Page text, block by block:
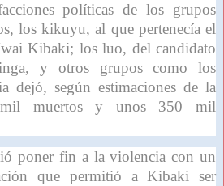
políticas de los grupos
los kikuyu, al que pertenecía el
Kibaki; los luo, del candidato
y otros grupos como los
dejó, según estimaciones de la
muertos y unos 350 mil
poner fin a la violencia con un
que permitió a Kibaki ser